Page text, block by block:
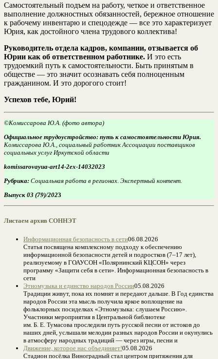
Самостоятельный подъем на работу, четкое и ответственное
выполнение должностных обязанностей, бережное отношение
к рабочему инвентарю и спецодежде — все это характеризует
Юрия, как достойного члена трудового коллектива!
Руководитель отдела кадров, компании, отзывается об
Юрии как об ответственном работнике. И это есть
трудоемкий путь к самостоятельности. Быть принятым в
обществе — это значит осознавать себя полноценным
гражданином. И это дорогого стоит!
Успехов тебе, Юрий!
©Комиссарова Ю.А. (фото автора)
Официальное трудоустройство: путь к самостоятельности Юрия.
Комиссарова Ю.А., социальный работник Ассоциации поставщиков
социальных услуг Иркутской области
komissarovayua-art14-2ex-14032023
Рубрика: Социальная работа в регионах Экспертный контент.
Выпуск 03 (79)/2023
Листаем архив СОННЭТ
Информационная безопасность в сети06.08.2026
Статья посвящена комплексному подходу к обеспечению
информационной безопасности детей и подростков (7–17 лет),
реализуемому в ГОАУСОН «Полярнинский КЦСОН» через
программу «Защити себя в сети». Информационная безопасность в
сети
Этномузыка и единство народов России05.08.2026
Традиции живут, пока их помнят и передают дальше. В Год единства
народов России эта мысль получила яркое воплощение на
фольклорных посиделках «Этномузыка: слушаем Россию».
Участники мероприятия в Центральной библиотеке
им. Б. Е. Тумасова проследили путь русской песни от истоков до
наших дней, услышали мелодии разных народов России и окунулись
в атмосферу народных традиций — через игры, песни и
Движение, которое нас объединяет!05.08.2026
Стадион посёлка Виноградный стал центром притяжения для